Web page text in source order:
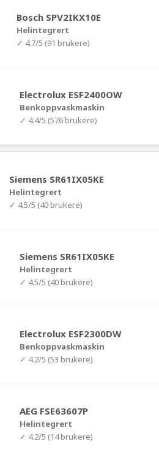
Bosch SPV2IKX10E
Helintegrert
✓ 4.7/5 (91 brukere)
Electrolux ESF2400OW
Benkoppvaskmaskin
✓ 4.4/5 (576 brukere)
Siemens SR61IX05KE
Helintegrert
✓ 4.5/5 (40 brukere)
Siemens SR61IX05KE
Helintegrert
✓ 4.5/5 (40 brukere)
Electrolux ESF2300DW
Benkoppvaskmaskin
✓ 4.2/5 (53 brukere)
AEG FSE63607P
Helintegrert
✓ 4.2/5 (14 brukere)